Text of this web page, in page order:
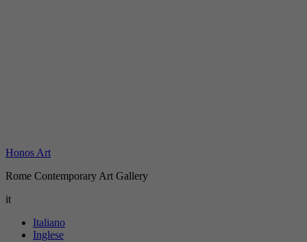
Honos Art
Rome Contemporary Art Gallery
it
Italiano
Inglese